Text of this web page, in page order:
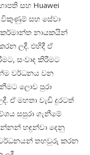
සහ Huawei
විකුණුම් සහ සේවා
කර්මාන්ත නායකයින්
ලදී. එහිදී ඒ
, සංවාද කිරීමට
වර්ධනය වන
ලොව පුරා
. ඒ මහතා වැඩි දුරටත්
සපුරා ගැනීමේ
හඳුන්වා දෙනු
තහවුරු කරන